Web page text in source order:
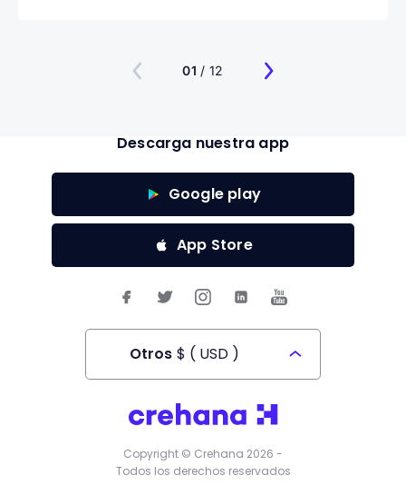
01 / 12
Descarga nuestra app
Google play
App Store
Otros $ ( USD )
Todos los derechos reservados